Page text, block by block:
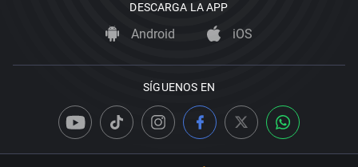
DESCARGA LA APP
Android iOS
SÍGUENOS EN